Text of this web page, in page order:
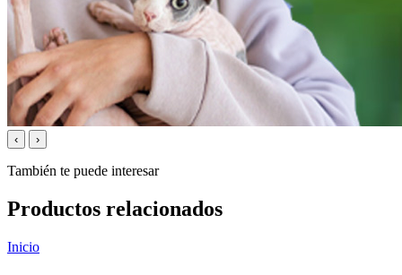
‹ ›
También te puede interesar
Productos relacionados
Inicio